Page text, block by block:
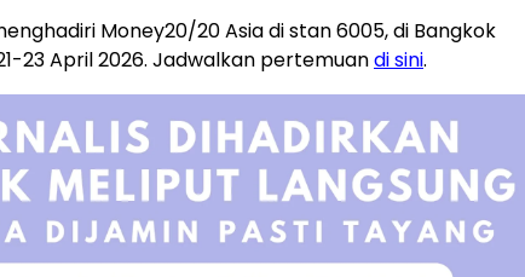
Money20/20 Asia di stan 6005, di Bangkok
23 April 2026. Jadwalkan pertemuandi sini.